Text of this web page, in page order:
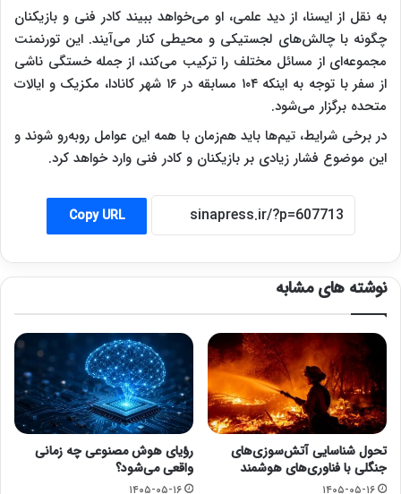
به نقل از ایسنا، از دید علمی، او می‌خواهد ببیند کادر فنی و بازیکنان
چگونه با چالش‌های لجستیکی و محیطی کنار می‌آیند. این تورنمنت
مجموعه‌ای از مسائل مختلف را ترکیب می‌کند، از جمله خستگی ناشی
از سفر با توجه به اینکه ۱۰۴ مسابقه در ۱۶ شهر کانادا، مکزیک و ایالات
متحده برگزار می‌شود.
در برخی شرایط، تیم‌ها باید هم‌زمان با همه این عوامل روبه‌رو شوند و
این موضوع فشار زیادی بر بازیکنان و کادر فنی وارد خواهد کرد.
Copy URL
نوشته های مشابه
تحول شناسایی آتش‌سوزی‌های
جنگلی با فناوری‌های هوشمند
۱۴۰۵-۰۵-۱۶
رؤیای هوش مصنوعی چه زمانی
واقعی می‌شود؟
۱۴۰۵-۰۵-۱۶